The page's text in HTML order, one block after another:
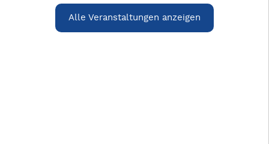
Alle Veranstaltungen anzeigen